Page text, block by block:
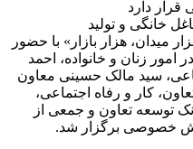
خانگی و تولید
میدان، هزار بازار» با حضور
امور زنان و خانواده، احمد
سید مالک حسینی معاون
کار و رفاه اجتماعی،
توسعه تعاون و جمعی از
خصوصی برگزار شد.